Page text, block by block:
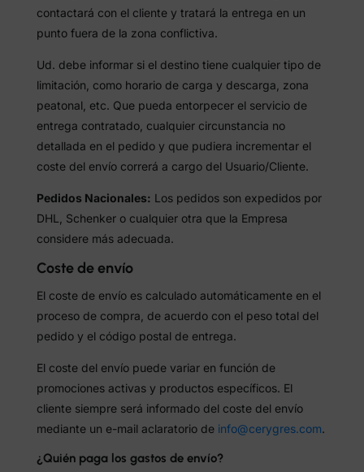
contactará con el cliente y tratará la entrega en un
punto fuera de la zona conflictiva.
Ud. debe informar si el destino tiene cualquier tipo de
limitación, como horario de carga y descarga, zona
peatonal, etc. Que pueda entorpecer el servicio de
entrega contratado, cualquier circunstancia no
detallada en el pedido y que pudiera incrementar el
coste del envío correrá a cargo del Usuario/Cliente.
Pedidos Nacionales: Los pedidos son expedidos por
DHL, Schenker o cualquier otra que la Empresa
considere más adecuada.
Coste de envío
El coste de envío es calculado automáticamente en el
proceso de compra, de acuerdo con el peso total del
pedido y el código postal de entrega.
El coste del envío puede variar en función de
promociones activas y productos específicos. El
cliente siempre será informado del coste del envío
mediante un e-mail aclaratorio de info@cerygres.com.
¿Quién paga los gastos de envío?